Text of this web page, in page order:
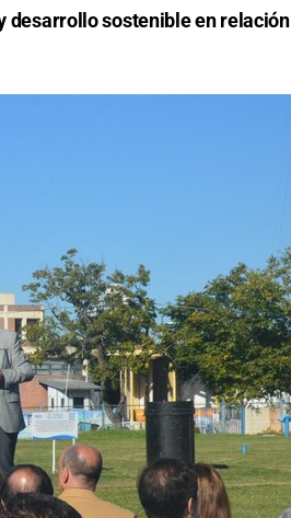
desarrollo sostenible en relación